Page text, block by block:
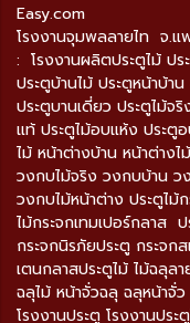
Easy.com
โรงงานจุมพลลายไท จ.แ
: โรงงานผลิตประตูไม้ ปร
ประตูบ้านไม้ ประตูหน้าบ้า
ประตูบานเดี่ยว ประตูไม้จ
แท้ ประตูไม้อบแห้ง ประตู
ไม้ หน้าต่างบ้าน หน้าต่าง
วงกบไม้จริง วงกบบ้าน ว
วงกบไม้หน้าต่าง ประตูไม้
ไม้กระจกเทมเปอร์กลาส
กระจกนิรภัยประตู กระจก
เตนกลาสประตูไม้ ไม้ฉลุล
ฉลุไม้ หน้าจั่วฉลุ ฉลุหน้าจั่
โรงงานประตู โรงงานปร